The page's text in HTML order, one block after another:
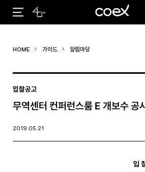
#코엑스 전시 #행사
HOME 가이드 알림마당
입찰공고
무역센터 컨퍼런스룸 E 개보수 공
2019.05.21
입 찰 공